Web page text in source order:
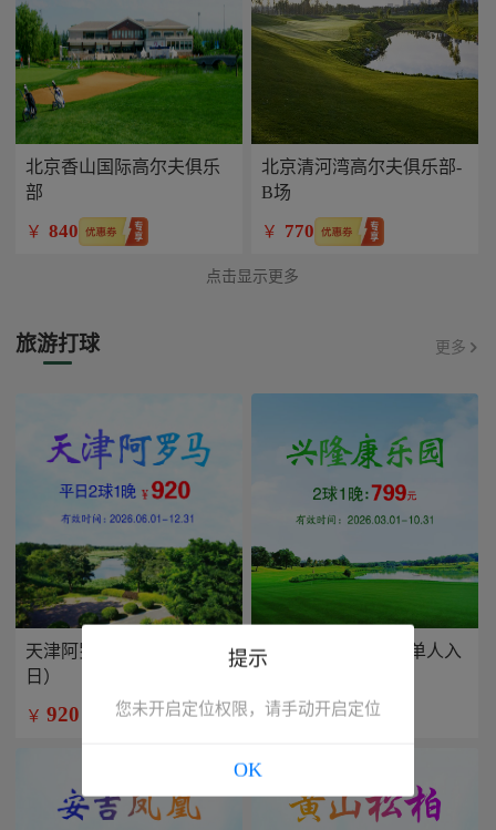
北京香山国际高尔夫俱乐
部
￥ 840
北京清河湾高尔夫俱乐部-
B场
￥ 770
点击显示更多
旅游打球 更多
天津阿罗马2球1晚（平
日）
￥ 920
兴隆康乐园2球1晚(单人入
￥799 /人
提示
您未开启定位权限，请手动开启定位
OK